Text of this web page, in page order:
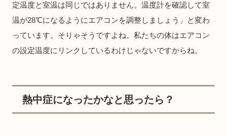
定温度と室温は同じではありません。温度計を確認して室
温が28℃になるようにエアコンを調整しましょう」と変わ
っています。そりゃそうですよね。私たちの体はエアコン
の設定温度にリンクしているわけじゃないですからね。
熱中症になったかなと思ったら？